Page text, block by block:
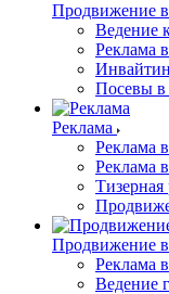
Продвижение
Ведение
Реклама
Посевы
Реклама
Реклама
Реклама
Тизерная
Продвижение
Реклама
Ведение